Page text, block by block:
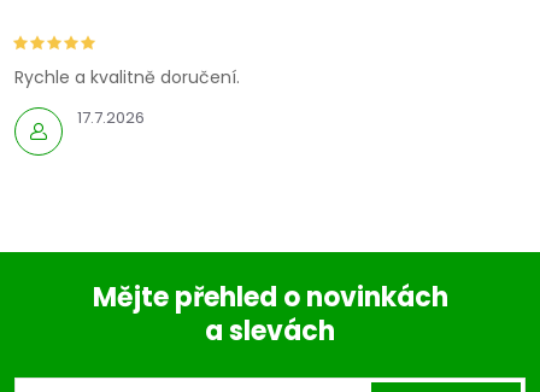
17.7.2026
Rychle a kvalitně doručení.
Mějte přehled o novinkách
a slevách